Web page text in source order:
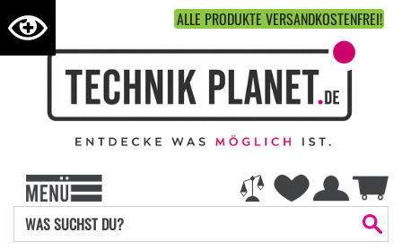
ALLE PRODUKTE VERSANDKOSTENFREI!